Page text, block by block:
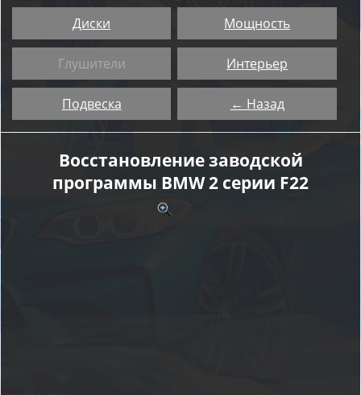
Диски Мощность
Глушители Интерьер
Подвеска ← Назад
Восстановление заводской
программы BMW 2 серии F22